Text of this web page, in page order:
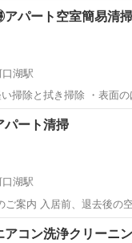
アパート空室簡易清
口湖駅
掃除と拭き掃除 ・表面
、汚れが比較的少ない場
です アパート簡易清掃のご案内 当
河口湖駅
パート清掃
口湖駅
室クリーニング
¥20,000 1DK
2DK...
河口湖駅 ハウスク
アコン洗浄クリーニ